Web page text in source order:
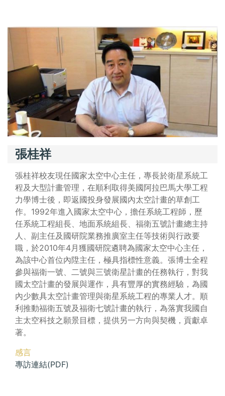
張桂祥
張桂祥校友現任國家太空中心主任，專長於衛星系統工
程及大型計畫管理，在順利取得美國阿拉巴馬大學工程
力學博士後，即返國投身發展國內太空計畫的草創工
作。1992年進入國家太空中心，擔任系統工程師，歷
任系統工程組長、地面系統組長、福衛五號計畫總主持
人、副主任及國研院業務推廣室主任等技術與行政要
職，於2010年4月獲國研院遴聘為國家太空中心主任，
為該中心首位內陞主任，極具指標性意義。張博士全程
參與福衛一號、二號與三號衛星計畫的任務執行，對我
國太空計畫的發展與運作，具有豐厚的實務經驗，為國
內少數具太空計畫管理與衛星系統工程的專業人才。順
利推動福衛五號及福衛七號計畫的執行，為落實我國自
主太空科技之願景目標，提供另一方向與契機，貢獻卓
著。
感言
專訪連結(PDF)